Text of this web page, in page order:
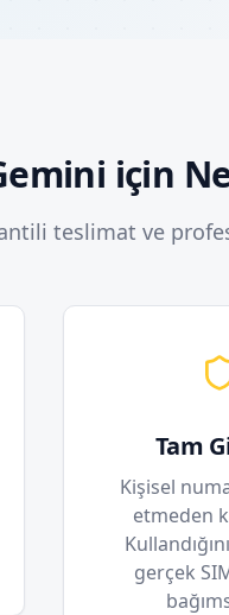
için
teslimat ve
Tam
Kişisel
etmeden
gerçek